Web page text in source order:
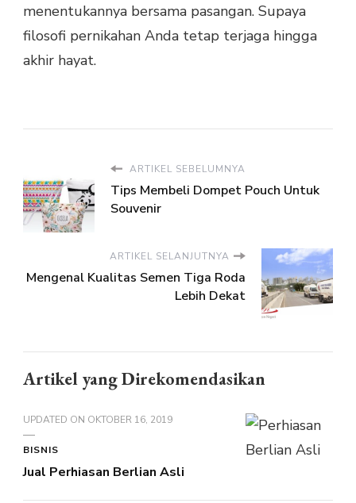
menentukannya bersama pasangan. Supaya
filosofi pernikahan Anda tetap terjaga hingga
akhir hayat.
ARTIKEL SEBELUMNYA
Tips Membeli Dompet Pouch Untuk
Souvenir
ARTIKEL SELANJUTNYA
Mengenal Kualitas Semen Tiga Roda
Lebih Dekat
Artikel yang Direkomendasikan
UPDATED ON OKTOBER 16, 2019
BISNIS
Jual Perhiasan Berlian Asli